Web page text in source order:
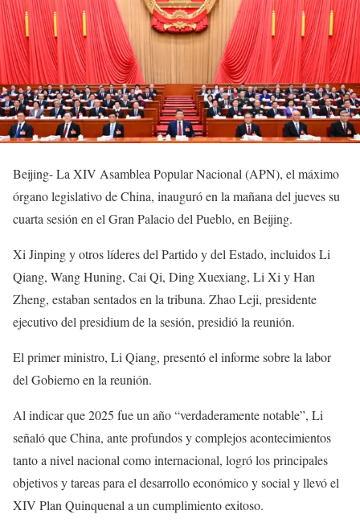
Beijing- La XIV Asamblea Popular Nacional (APN), el máximo
órgano legislativo de China, inauguró en la mañana del jueves su
cuarta sesión en el Gran Palacio del Pueblo, en Beijing.
Xi Jinping y otros líderes del Partido y del Estado, incluidos Li
Qiang, Wang Huning, Cai Qi, Ding Xuexiang, Li Xi y Han
Zheng, estaban sentados en la tribuna. Zhao Leji, presidente
ejecutivo del presidium de la sesión, presidió la reunión.
El primer ministro, Li Qiang, presentó el informe sobre la labor
del Gobierno en la reunión.
Al indicar que 2025 fue un año “verdaderamente notable”, Li
señaló que China, ante profundos y complejos acontecimientos
tanto a nivel nacional como internacional, logró los principales
objetivos y tareas para el desarrollo económico y social y llevó el
XIV Plan Quinquenal a un cumplimiento exitoso.